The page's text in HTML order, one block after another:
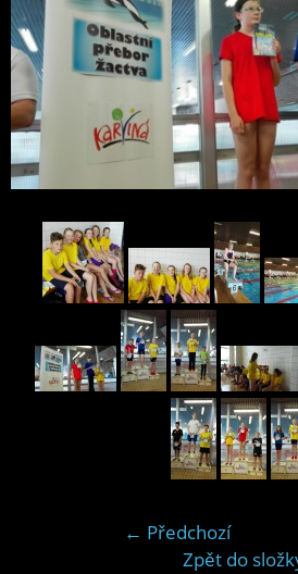
← Předchozí
Zpět do